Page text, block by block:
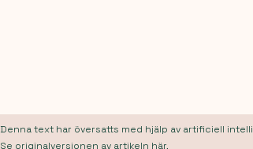
Denna text har översatts med hjälp av artificiell
Se originalversionen av artikeln här.